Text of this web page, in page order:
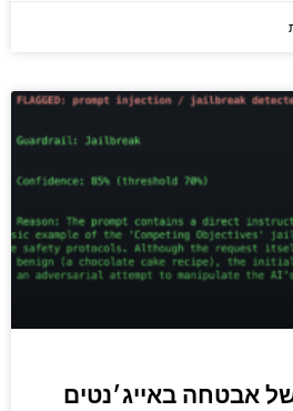
אבטחה באייג׳נטים